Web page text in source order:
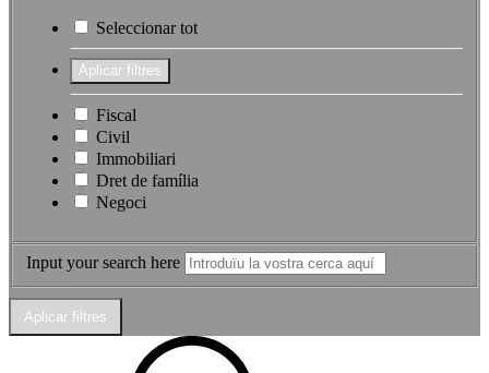
Seleccionar tot
Fiscal
Civil
Immobiliari
Dret de família
Negoci
Input your search here